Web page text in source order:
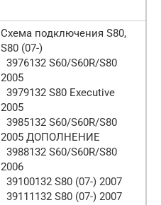
Схема подключения S80,
S80 (07-)
3976132 S60/S60R/S80
2005
3979132 S80 Executive
2005
3985132 S60/S60R/S80
2005 ДОПОЛНЕНИЕ
3988132 S60/S60R/S80
2006
39100132 S80 (07-) 2007
39111132 S80 (07-) 2007